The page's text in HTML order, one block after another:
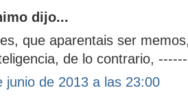
dijo...
que aparentais ser
de lo contrario,
junio de 2013 a las 23:00